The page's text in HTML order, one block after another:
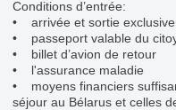
Conditions d’entrée:
• arrivée et sortie
• passeport valable du
• billet d’avion de retour
• l'assurance maladie
• moyens financiers
séjour au Bélarus et celles